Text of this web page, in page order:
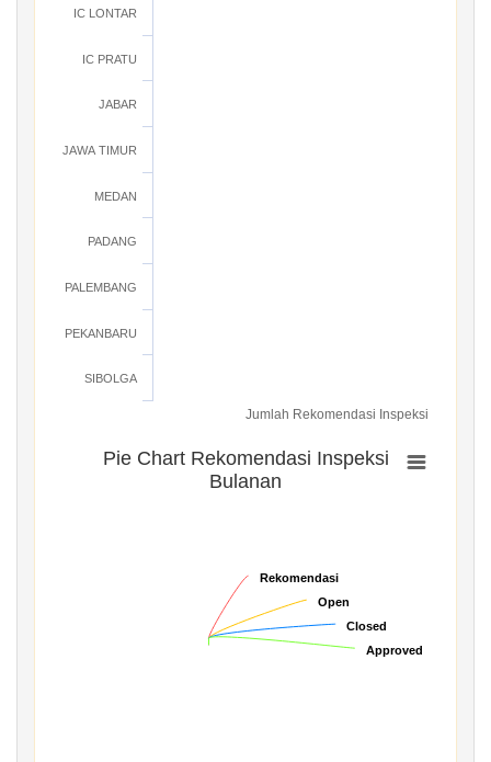
Jumlah Rekomendasi Inspeksi
IC LONTAR
IC PRATU
JABAR
JAWA TIMUR
MEDAN
PADANG
PALEMBANG
PEKANBARU
SIBOLGA
Pie Chart Rekomendasi Inspeksi
Bulanan
Rekomendasi
Rekomendasi
Open
Open
Closed
Closed
Approved
Approved